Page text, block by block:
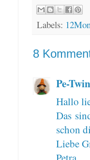
Labels:
8
Pe-
Hallo
Das
schon
Liebe